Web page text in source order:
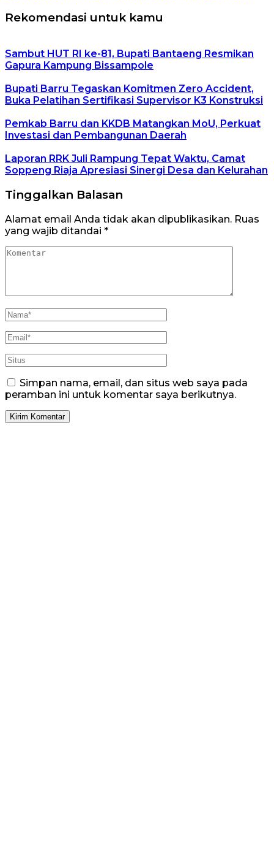
Rekomendasi untuk kamu
Sambut HUT RI ke-81, Bupati Bantaeng Resmikan
Gapura Kampung Bissampole
Bupati Barru Tegaskan Komitmen Zero Accident,
Buka Pelatihan Sertifikasi Supervisor K3 Konstruksi
Pemkab Barru dan KKDB Matangkan MoU, Perkuat
Investasi dan Pembangunan Daerah
Laporan RRK Juli Rampung Tepat Waktu, Camat
Soppeng Riaja Apresiasi Sinergi Desa dan Kelurahan
Tinggalkan Balasan
Alamat email Anda tidak akan dipublikasikan. Ruas
yang wajib ditandai *
Simpan nama, email, dan situs web saya pada
peramban ini untuk komentar saya berikutnya.